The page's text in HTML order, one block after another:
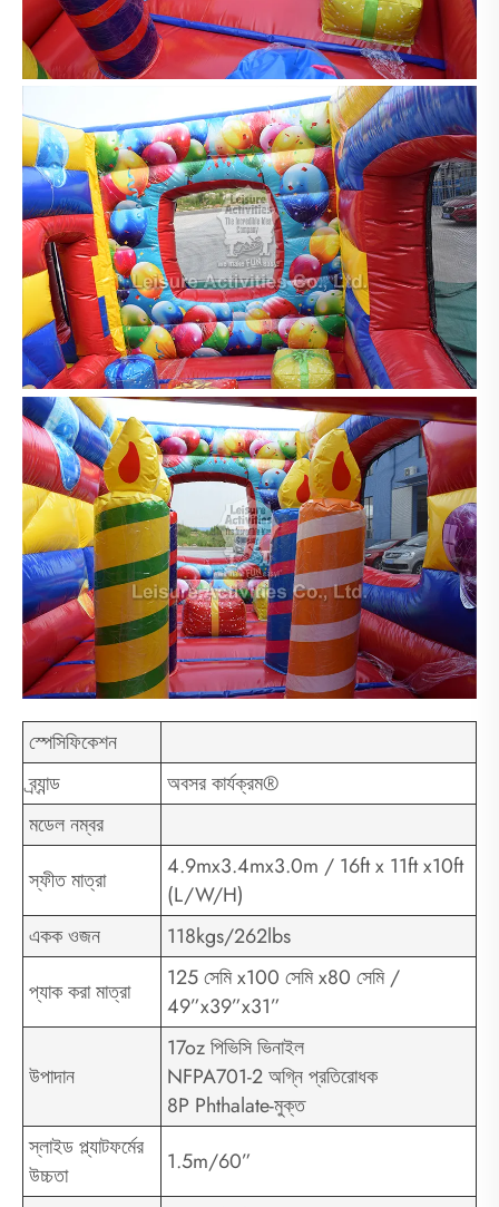
স্পেসিফিকেশন
ব্র্যান্ড
অবসর কার্যক্রম®
মডেল নম্বর
স্ফীত মাত্রা
4.9mx3.4mx3.0m / 16ft x 11ft x10ft
(L/W/H)
একক ওজন
118kgs/262lbs
প্যাক করা মাত্রা
125 সেমি x100 সেমি x80 সেমি /
49”x39”x31”
উপাদান
17oz পিভিসি ভিনাইল
NFPA701-2 অগ্নি প্রতিরোধক
8P Phthalate-মুক্ত
স্লাইড প্ল্যাটফর্মের
উচ্চতা
1.5m/60”